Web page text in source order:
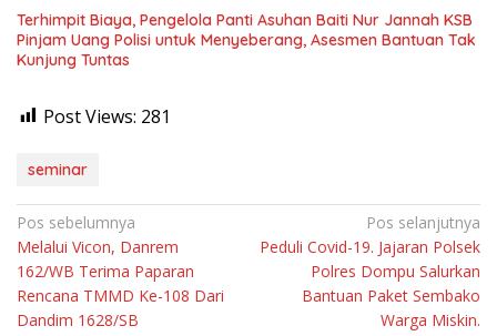
Terhimpit Biaya, Pengelola Panti Asuhan Baiti Nur Jannah KSB
Pinjam Uang Polisi untuk Menyeberang, Asesmen Bantuan Tak
Kunjung Tuntas
Post Views: 281
seminar
Navigasi
pos
Pos sebelumnya
Melalui Vicon, Danrem
162/WB Terima Paparan
Rencana TMMD Ke-108 Dari
Dandim 1628/SB
Pos selanjutnya
Peduli Covid-19. Jajaran Polsek
Polres Dompu Salurkan
Bantuan Paket Sembako
Warga Miskin.